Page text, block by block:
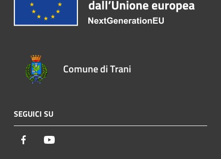
Comune di Trani
SEGUICI SU
Facebook